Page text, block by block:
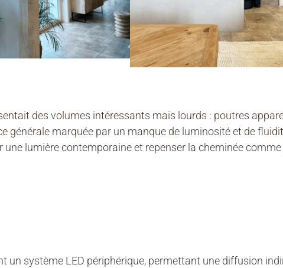
des volumes intéressants mais lourds : poutres
générale marquée par un manque de luminosité et de
une lumière contemporaine et repenser la cheminée
un système LED périphérique, permettant une diffusion